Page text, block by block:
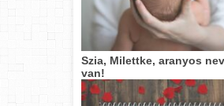
Szia, Milettke, aranyos
van!